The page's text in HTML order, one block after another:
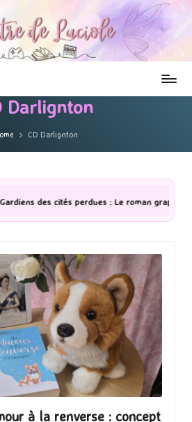
Darlignton
CD Darlignton
cités perdues : Le roman graphique Tome 1
à la renverse : concept